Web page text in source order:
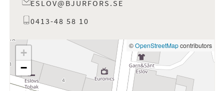
ESLOV@BJURFORS.SE
0413-48 58 10
+
−
©OpenStreetMapcontributors